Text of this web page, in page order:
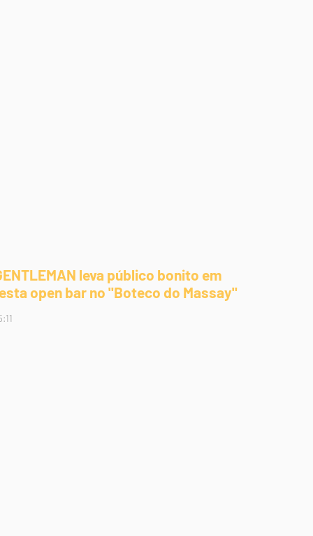
leva público bonito em
open bar no "Boteco do Massay"